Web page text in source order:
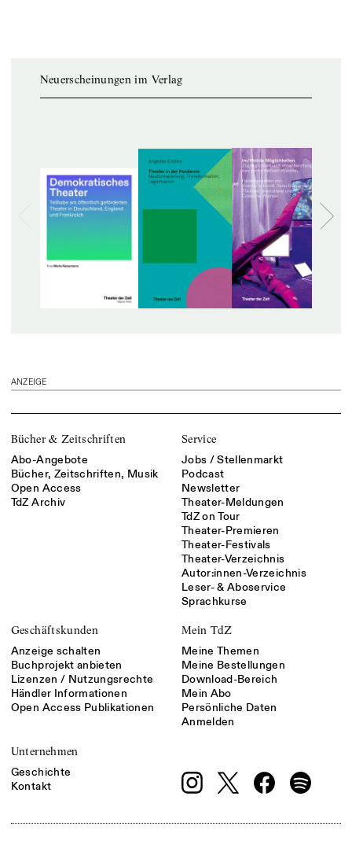
Neuerscheinungen im Verlag
ANZEIGE
Bücher & Zeitschriften
Abo-Angebote
Bücher, Zeitschriften, Musik
Open Access
TdZ Archiv
Service
Jobs / Stellenmarkt
Podcast
Newsletter
Theater-Meldungen
TdZ on Tour
Theater-Premieren
Theater-Festivals
Theater-Verzeichnis
Autor:innen-Verzeichnis
Leser- & Aboservice
Sprachkurse
Geschäftskunden
Anzeige schalten
Buchprojekt anbieten
Lizenzen / Nutzungsrechte
Händler Informationen
Open Access Publikationen
Mein TdZ
Meine Themen
Meine Bestellungen
Download-Bereich
Mein Abo
Persönliche Daten
Anmelden
Unternehmen
Geschichte
Kontakt